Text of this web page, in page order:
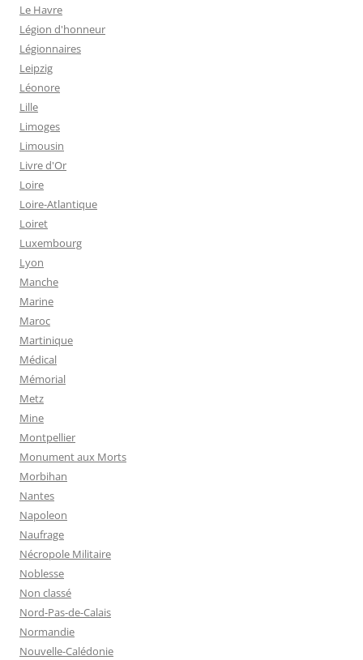
Le Havre
Légion d'honneur
Légionnaires
Leipzig
Léonore
Lille
Limoges
Limousin
Livre d'Or
Loire
Loire-Atlantique
Loiret
Luxembourg
Lyon
Manche
Marine
Maroc
Martinique
Médical
Mémorial
Metz
Mine
Montpellier
Monument aux Morts
Morbihan
Nantes
Napoleon
Naufrage
Nécropole Militaire
Noblesse
Non classé
Nord-Pas-de-Calais
Normandie
Nouvelle-Calédonie